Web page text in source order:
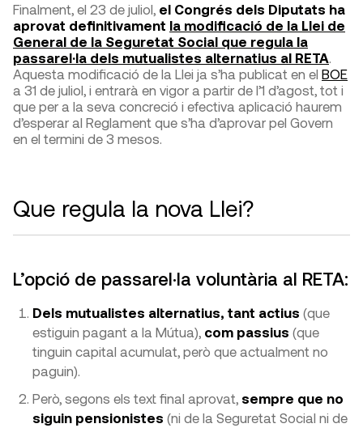
Finalment, el 23 de juliol, el Congrés dels Diputats ha
aprovat definitivament la modificació de la Llei de
General de la Seguretat Social que regula la
passarel·la dels mutualistes alternatius al RETA.
Aquesta modificació de la Llei ja s’ha publicat en el BOE
a 31 de juliol, i entrarà en vigor a partir de l’1 d’agost, tot i
que per a la seva concreció i efectiva aplicació haurem
d’esperar al Reglament que s’ha d’aprovar pel Govern
en el termini de 3 mesos.
Que regula la nova Llei?
L’opció de passarel·la voluntària al RETA:
Dels mutualistes alternatius, tant actius (que
estiguin pagant a la Mútua), com passius (que
tinguin capital acumulat, però que actualment no
paguin).
Però, segons els text final aprovat, sempre que no
siguin pensionistes (ni de la Seguretat Social ni de